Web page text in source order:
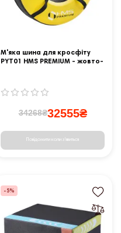
М'яка шина для кросфіту
PYT01 HMS PREMIUM - жовто-
34268₴32555₴
Повідомити коли з'явиться
-5%